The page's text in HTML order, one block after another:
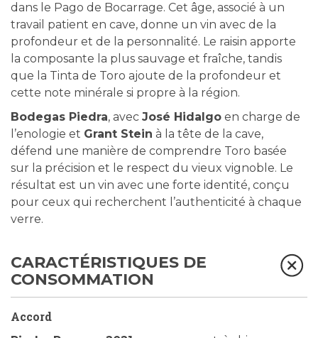
dans le Pago de Bocarrage. Cet âge, associé à un
travail patient en cave, donne un vin avec de la
profondeur et de la personnalité. Le raisin apporte
la composante la plus sauvage et fraîche, tandis
que la Tinta de Toro ajoute de la profondeur et
cette note minérale si propre à la région.
Bodegas Piedra, avec José Hidalgo en charge de
l’enologie et Grant Stein à la tête de la cave,
défend une manière de comprendre Toro basée
sur la précision et le respect du vieux vignoble. Le
résultat est un vin avec une forte identité, conçu
pour ceux qui recherchent l’authenticité à chaque
verre.
CARACTÉRISTIQUES DE
CONSOMMATION
Accord